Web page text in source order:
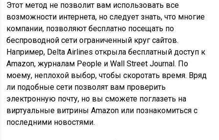
Этот метод не позволит вам использовать все
возможности интернета, но следует знать, что многие
компании, позволяют бесплатно посещать по
беспроводной сети ограниченный круг сайтов.
Например, Delta Airlines открыла бесплатный доступ к
Amazon, журналам People и Wall Street Journal. По
моему, неплохой выбор, чтобы скоротать время. Вряд
ли подобные сети позволят вам проверить
электронную почту, но вы сможете поглазеть на
виртуальные витрины Amazon или познакомиться с
последними новостями.